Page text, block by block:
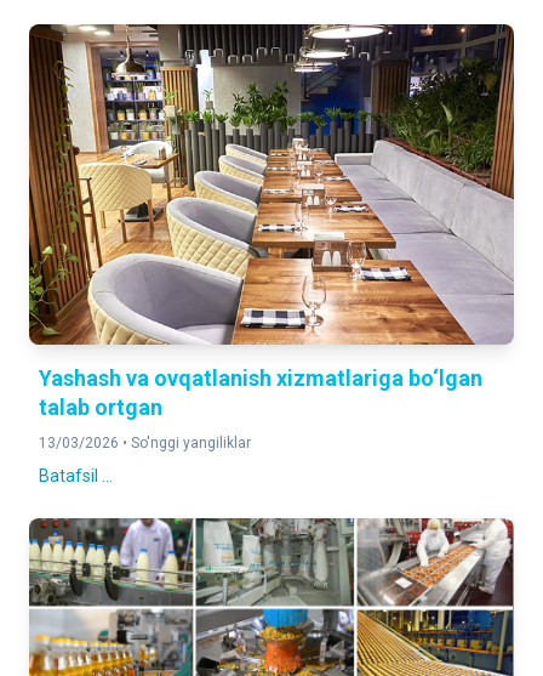
Yashash va ovqatlanish xizmatlariga bo‘lgan
talab ortgan
13/03/2026 • So'nggi yangiliklar
Batafsil ...